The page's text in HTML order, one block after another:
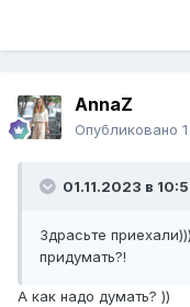
AnnaZ
Опубликовано
01.11.2023 в
Здрасьте
придумать?!
А как надо думать? ))